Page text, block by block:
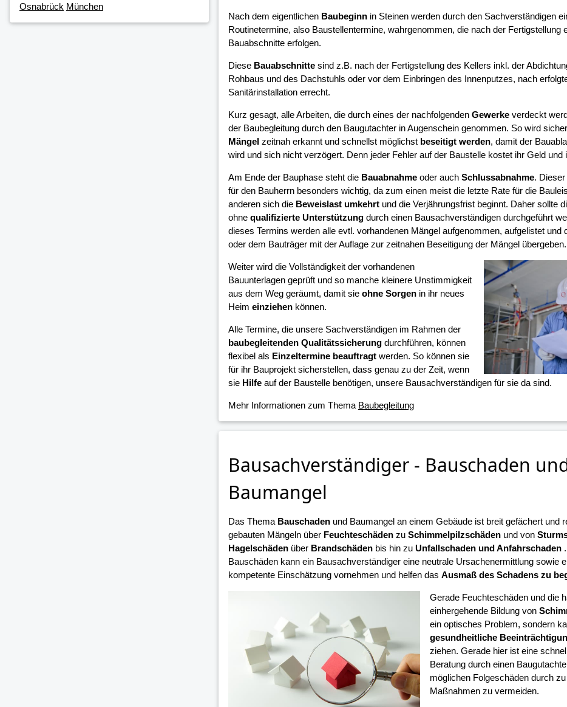
Osnabrück München
Nach dem eigentlichen Baubeginnin Steinen werden durch den Sachverständigen
Routinetermine, also Baustellentermine, wahrgenommen, die nach der Fertigstellung
Bauabschnitte erfolgen.
Diese Bauabschnittesind z.B. nach der Fertigstellung des Kellers inkl. der
Rohbaus und des Dachstuhls oder vor dem Einbringen des Innenputzes, nach
Sanitärinstallation errecht.
Kurz gesagt, alle Arbeiten, die durch eines der nachfolgenden Gewerkeverdeckt
der Baubegleitung durch den Baugutachter in Augenschein genommen. So wird
Mängelzeitnah erkannt und schnellst möglichst beseitigt werden, damit der
wird und sich nicht verzögert. Denn jeder Fehler auf der Baustelle kostet ihr Geld und
Am Ende der Bauphase steht die Bauabnahmeoder auch Schlussabnahme.
für den Bauherrn besonders wichtig, da zum einen meist die letzte Rate für die
anderen sich die Beweislast umkehrtund die Verjährungsfrist beginnt. Daher sollte
ohne qualifizierte Unterstützungdurch einen Bausachverständigen durchgeführt
dieses Termins werden alle evtl. vorhandenen Mängel aufgenommen, aufgelistet und
oder dem Bauträger mit der Auflage zur zeitnahen Beseitigung der Mängel übergeben.
Weiter wird die Vollständigkeit der vorhandenen
Bauunterlagen geprüft und so manche kleinere Unstimmigkeit
aus dem Weg geräumt, damit sie ohne Sorgenin ihr neues
Heim einziehenkönnen.
Alle Termine, die unsere Sachverständigen im Rahmen der
baubegleitenden Qualitätssicherungdurchführen, können
flexibel als Einzeltermine beauftragtwerden. So können sie
für ihr Bauprojekt sicherstellen, dass genau zu der Zeit, wenn
sie Hilfeauf der Baustelle benötigen, unsere Bausachverständigen für sie da sind.
Mehr Informationen zum Thema Baubegleitung
Bausachverständiger - Bauschaden
Baumangel
Das Thema Bauschadenund Baumangel an einem Gebäude ist breit gefächert und
gebauten Mängeln über Feuchteschädenzu Schimmelpilzschädenund von
Hagelschädenüber Brandschädenbis hin zu Unfallschaden und Anfahrschaden.
Bauschäden kann ein Bausachverständiger eine neutrale Ursachenermittlung sowie
kompetente Einschätzung vornehmen und helfen das Ausmaß des Schadens zu
Gerade Feuchteschäden und die
einhergehende Bildung von
ein optisches Problem, sondern
gesundheitliche
ziehen. Gerade hier ist eine
Beratung durch einen
möglichen Folgeschäden durch
Maßnahmen zu vermeiden.